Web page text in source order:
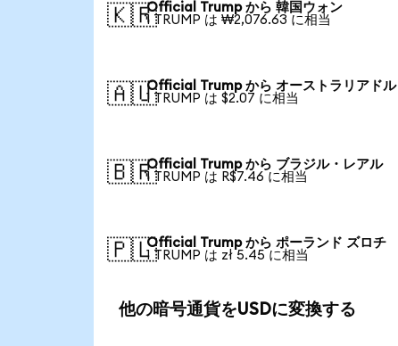
🇰🇷Official Trump から 韓国ウォン
1 TRUMP は ₩2,076.63 に相当
🇦🇺Official Trump から オーストラリアドル
1 TRUMP は $2.07 に相当
🇧🇷Official Trump から ブラジル・レアル
1 TRUMP は R$7.46 に相当
🇵🇱Official Trump から ポーランド ズロチ
1 TRUMP は zł 5.45 に相当
他の暗号通貨をUSDに変換する